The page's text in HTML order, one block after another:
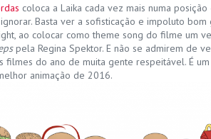
coloca a Laika cada vez mais numa
Basta ver a sofisticação e impoluto
ao colocar como theme song do filme um
pela Regina Spektor. E não se admirem de
filmes do ano de muita gente respeitável. É
animação de 2016.